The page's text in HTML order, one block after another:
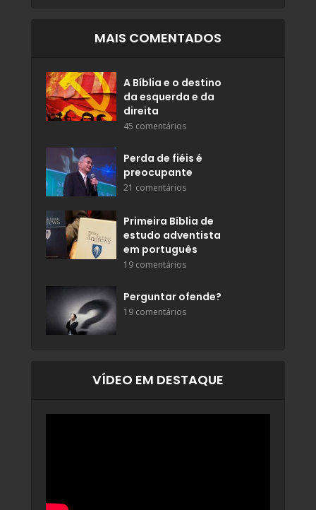
MAIS COMENTADOS
A Bíblia e o destino
da esquerda e da
direita
45 comentários
Perda de fiéis é
preocupante
21 comentários
Primeira Bíblia de
estudo adventista
em português
19 comentários
Perguntar ofende?
19 comentários
VÍDEO EM DESTAQUE